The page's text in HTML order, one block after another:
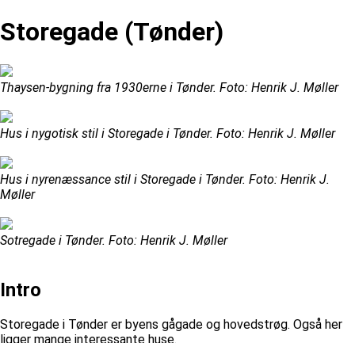
Storegade (Tønder)
Thaysen-bygning fra 1930erne i Tønder. Foto: Henrik J. Møller
Hus i nygotisk stil i Storegade i Tønder. Foto: Henrik J. Møller
Hus i nyrenæssance stil i Storegade i Tønder. Foto: Henrik J.
Møller
Sotregade i Tønder. Foto: Henrik J. Møller
Intro
Storegade i Tønder er byens gågade og hovedstrøg. Også her
ligger mange interessante huse.